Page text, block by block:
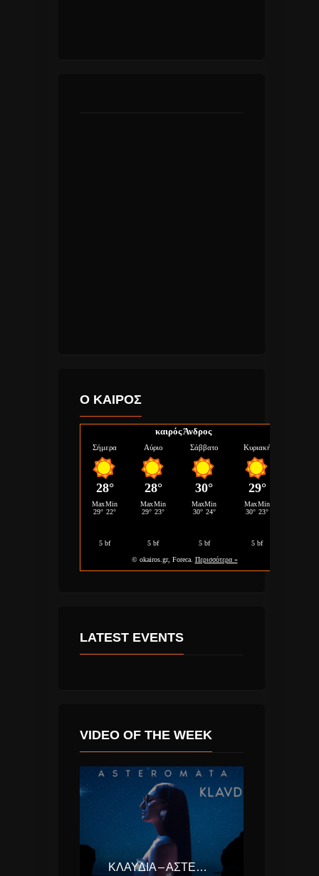
Ο ΚΑΙΡΟΣ
καιρός Άνδρος
LATEST EVENTS
VIDEO OF THE WEEK
ΚΛΑΥΔΊΑ – ΑΣΤΕΡΟΜΆΤΑ (EUROVISION ΕΛΛΆΔΑ 2025)